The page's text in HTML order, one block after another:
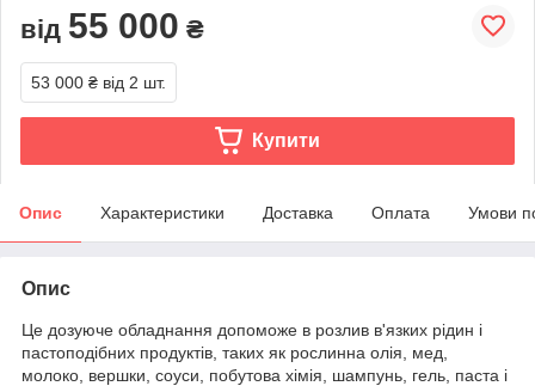
від 55 000 ₴
53 000 ₴ від 2 шт.
Купити
Опис Характеристики Доставка Оплата Умови
Опис
Це дозуюче обладнання допоможе в розлив в'язких рідин і
пастоподібних продуктів, таких як рослинна олія, мед,
молоко, вершки, соуси, побутова хімія, шампунь, гель, паста і